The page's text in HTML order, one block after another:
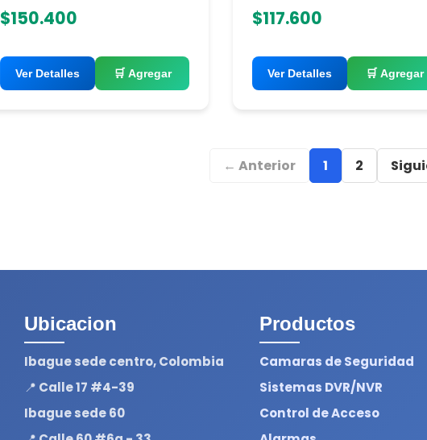
$150.400
Ver Detalles 🛒 Agregar
$117.600
Ver Detalles 🛒 Agregar
← Anterior 1 2
Ubicacion
Ibague sede centro, Colombia
📍 Calle 17 #4-39
Ibague sede 60
Productos
Camaras de Seguridad
Sistemas DVR/NVR
Control de Acceso